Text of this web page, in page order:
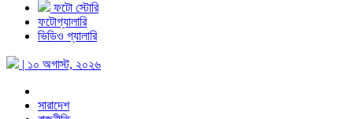
ফটো স্টোরি
ফটোগ্যালারি
ভিডিও গ্যালারি
| ১০ অগাস্ট, ২০২৬
সারাদেশ